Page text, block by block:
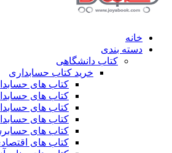
خانه
دسته بندی
کتاب دانشگاهی
خرید کتاب حسابداری
کتاب های
کتاب های
کتاب های
کتاب های
کتاب های
کتاب های